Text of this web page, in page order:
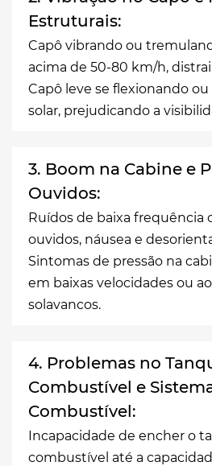
Estruturais:
Capô vibrando ou
acima de 50-80 km/h,
Capô leve se flexionando
solar, prejudicando a
3. Boom na Cabine e
Ouvidos:
Ruídos de baixa frequência
ouvidos, náusea e
Sintomas de pressão na
em baixas velocidades ou
solavancos.
4. Problemas no
Combustível e
Combustível:
Incapacidade de encher o
combustível até a